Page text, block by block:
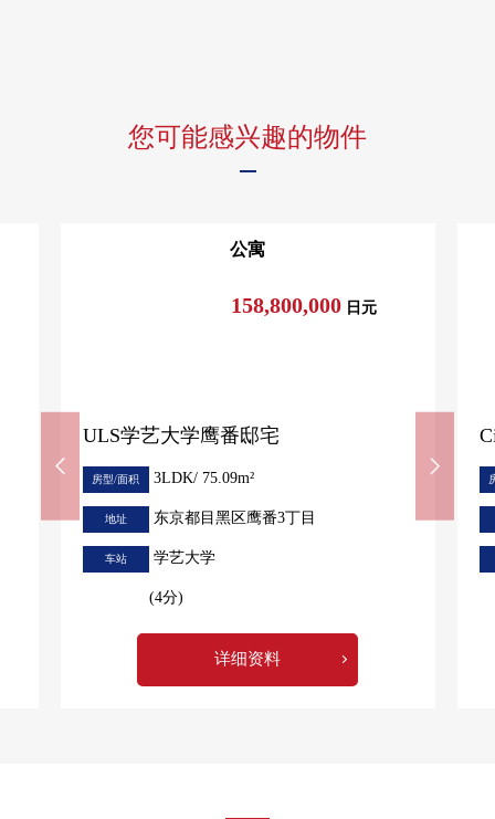
○ 房间(按照主题不同的室外区域)
您可能感兴趣的物件
公寓
ULS学艺大学鹰番邸宅
158,800,000 日元
房型/面积 3LDK/ 75.09m²
地址 东京都目黑区鹰番3丁目
车站 学艺大学
(4分)
详细资料